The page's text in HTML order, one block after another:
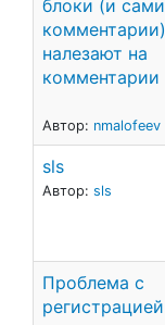
блоки (и сами
комментарии)
налезают на
комментарии
Автор: nmalofeev
sls
Автор: sls
Проблема с
регистрацией